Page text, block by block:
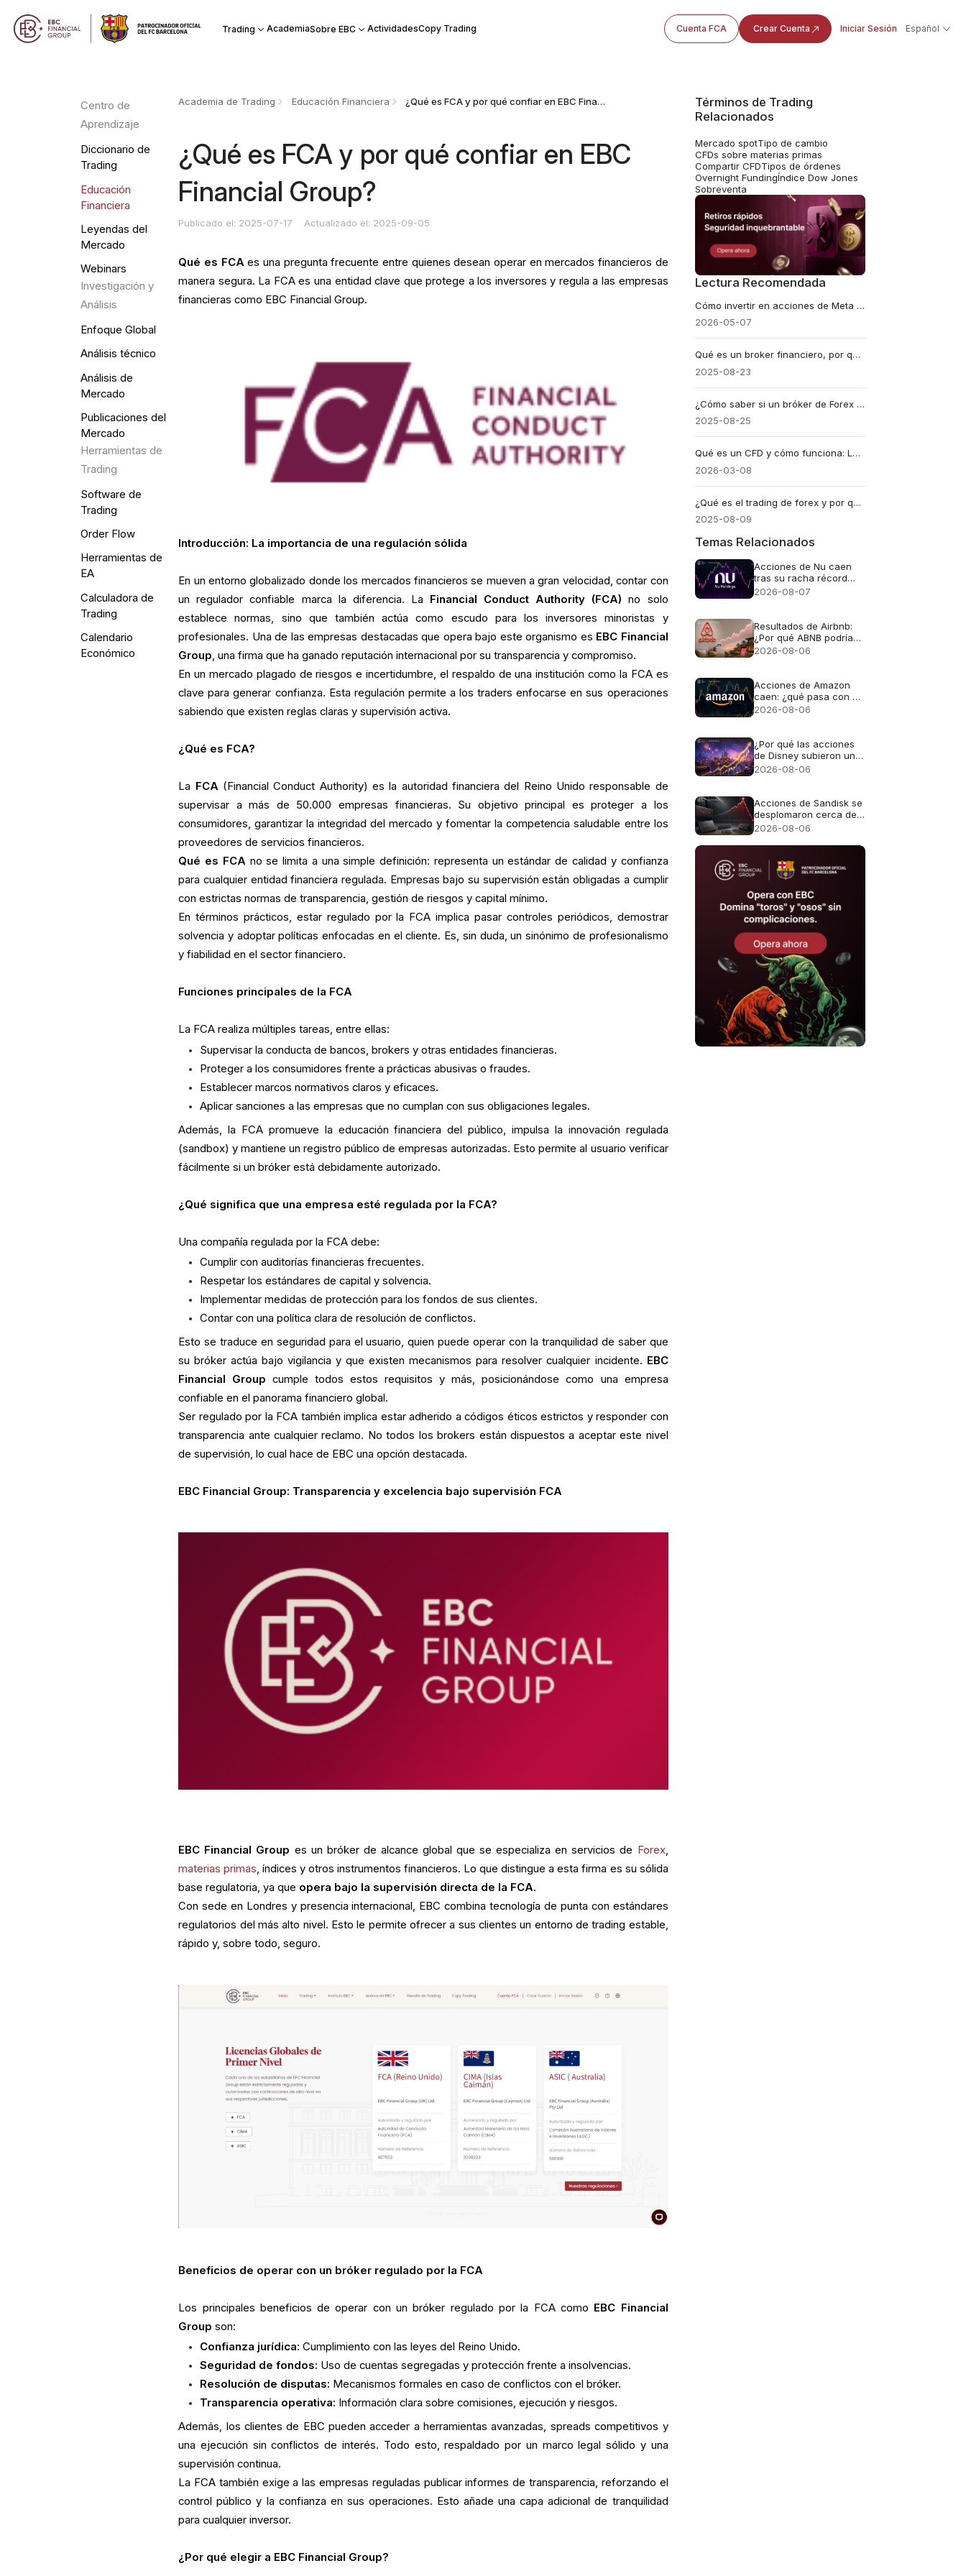
Trading AcademiaSobre EBC ActividadesCopy Trading Cuenta FCA Crear Cuenta Iniciar Sesión Español
Centro de
Aprendizaje
Diccionario de
Trading
Educación
Financiera
Leyendas del
Mercado
Webinars
Investigación y
Análisis
Enfoque Global
Análisis técnico
Análisis de
Mercado
Publicaciones del
Mercado
Herramientas de
Trading
Software de
Trading
Order Flow
Herramientas de
EA
Calculadora de
Trading
Calendario
Económico
Academia de Trading Educación Financiera ¿Qué es FCA y por qué confiar en EBC Financial Group?
¿Qué es FCA y por qué confiar en EBC
Financial Group?
Publicado el: 2025-07-17 Actualizado el: 2025-09-05
Qué es FCA es una pregunta frecuente entre quienes desean operar en mercados financieros de
manera segura. La FCA es una entidad clave que protege a los inversores y regula a las empresas
financieras como EBC Financial Group.
Introducción: La importancia de una regulación sólida
En un entorno globalizado donde los mercados financieros se mueven a gran velocidad, contar con
un regulador confiable marca la diferencia. La
Financial Conduct Authority (FCA) no solo
establece normas, sino que también actúa como escudo para los inversores minoristas y
profesionales. Una de las empresas destacadas que opera bajo este organismo es EBC Financial
Group, una firma que ha ganado reputación internacional por su transparencia y compromiso.
En un mercado plagado de riesgos e incertidumbre, el respaldo de una institución como la FCA es
clave para generar confianza. Esta regulación permite a los traders enfocarse en sus operaciones
sabiendo que existen reglas claras y supervisión activa.
¿Qué es FCA?
La FCA (Financial Conduct Authority) es la autoridad financiera del Reino Unido responsable de
supervisar a más de 50.000 empresas financieras. Su objetivo principal es proteger a los
consumidores, garantizar la integridad del mercado y fomentar la competencia saludable entre los
proveedores de servicios financieros.
Qué es FCA no se limita a una simple definición: representa un estándar de calidad y confianza
para cualquier entidad financiera regulada. Empresas bajo su supervisión están obligadas a cumplir
con estrictas normas de transparencia, gestión de riesgos y capital mínimo.
En términos prácticos, estar regulado por la FCA implica pasar controles periódicos, demostrar
solvencia y adoptar políticas enfocadas en el cliente. Es, sin duda, un sinónimo de profesionalismo
y fiabilidad en el sector financiero.
Funciones principales de la FCA
La FCA realiza múltiples tareas, entre ellas:
Supervisar la conducta de bancos, brokers y otras entidades financieras.
Proteger a los consumidores frente a prácticas abusivas o fraudes.
Establecer marcos normativos claros y eficaces.
Aplicar sanciones a las empresas que no cumplan con sus obligaciones legales.
Además, la FCA promueve la educación financiera del público, impulsa la innovación regulada
(sandbox) y mantiene un registro público de empresas autorizadas. Esto permite al usuario verificar
fácilmente si un bróker está debidamente autorizado.
¿Qué significa que una empresa esté regulada por la FCA?
Una compañía regulada por la FCA debe:
Cumplir con auditorías financieras frecuentes.
Respetar los estándares de capital y solvencia.
Implementar medidas de protección para los fondos de sus clientes.
Contar con una política clara de resolución de conflictos.
Esto se traduce en seguridad para el usuario, quien puede operar con la tranquilidad de saber que
su bróker actúa bajo vigilancia y que existen mecanismos para resolver cualquier incidente. EBC
Financial Group cumple todos estos requisitos y más, posicionándose como una empresa
confiable en el panorama financiero global.
Ser regulado por la FCA también implica estar adherido a códigos éticos estrictos y responder con
transparencia ante cualquier reclamo. No todos los brokers están dispuestos a aceptar este nivel
de supervisión, lo cual hace de EBC una opción destacada.
EBC Financial Group: Transparencia y excelencia bajo supervisión FCA
EBC Financial Group es un bróker de alcance global que se especializa en servicios de Forex,
materias primas, índices y otros instrumentos financieros. Lo que distingue a esta firma es su sólida
base regulatoria, ya que opera bajo la supervisión directa de la FCA.
Con sede en Londres y presencia internacional, EBC combina tecnología de punta con estándares
regulatorios del más alto nivel. Esto le permite ofrecer a sus clientes un entorno de trading estable,
rápido y, sobre todo, seguro.
Beneficios de operar con un bróker regulado por la FCA
Los principales beneficios de operar con un bróker regulado por la FCA como EBC Financial
Group son:
Confianza jurídica: Cumplimiento con las leyes del Reino Unido.
Seguridad de fondos: Uso de cuentas segregadas y protección frente a insolvencias.
Resolución de disputas: Mecanismos formales en caso de conflictos con el bróker.
Transparencia operativa: Información clara sobre comisiones, ejecución y riesgos.
Además, los clientes de EBC pueden acceder a herramientas avanzadas, spreads competitivos y
una ejecución sin conflictos de interés. Todo esto, respaldado por un marco legal sólido y una
supervisión continua.
La FCA también exige a las empresas reguladas publicar informes de transparencia, reforzando el
control público y la confianza en sus operaciones. Esto añade una capa adicional de tranquilidad
para cualquier inversor.
¿Por qué elegir a EBC Financial Group?
Términos de Trading
Relacionados
Mercado spotTipo de cambio
CFDs sobre materias primas
Compartir CFDTipos de órdenes
Overnight FundingÍndice Dow Jones
Sobreventa
Lectura Recomendada
Cómo invertir en acciones de Meta desde LATAM: De usuario a dueño en 2026
2026-05-07
Qué es un broker financiero, por qué cambiaría tu manera de invertir
2025-08-23
¿Cómo saber si un bróker de Forex es legítimo o una estafa?
2025-08-25
Qué es un CFD y cómo funciona: La guía definitiva en 2026
2026-03-08
¿Qué es el trading de forex y por qué cada vez más personas lo eligen?
2025-08-09
Temas Relacionados
Acciones de Nu caen
tras su racha récord
mientras se convierte
2026-08-07
Resultados de Airbnb:
¿Por qué ABNB podría
seguir cayendo incluso
2026-08-06
Acciones de Amazon
caen: ¿qué pasa con el
gigante en bolsa?
2026-08-06
¿Por qué las acciones
de Disney subieron un
3,7% a pesar de no
2026-08-06
Acciones de Sandisk se
desplomaron cerca de
13% a pesar de los
$8.970M
2026-08-06